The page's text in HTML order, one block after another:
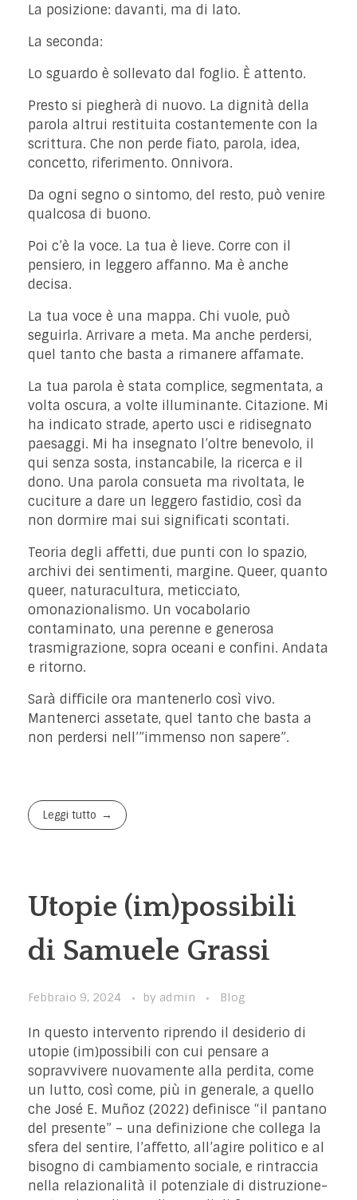
La posizione: davanti, ma di lato.
La seconda:
Lo sguardo è sollevato dal foglio. È attento.
Presto si piegherà di nuovo. La dignità della
parola altrui restituita costantemente con la
scrittura. Che non perde fiato, parola, idea,
concetto, riferimento. Onnivora.
Da ogni segno o sintomo, del resto, può venire
qualcosa di buono.
Poi c’è la voce. La tua è lieve. Corre con il
pensiero, in leggero affanno. Ma è anche
decisa.
La tua voce è una mappa. Chi vuole, può
seguirla. Arrivare a meta. Ma anche perdersi,
quel tanto che basta a rimanere affamate.
La tua parola è stata complice, segmentata, a
volta oscura, a volte illuminante. Citazione. Mi
ha indicato strade, aperto usci e ridisegnato
paesaggi. Mi ha insegnato l’oltre benevolo, il
qui senza sosta, instancabile, la ricerca e il
dono. Una parola consueta ma rivoltata, le
cuciture a dare un leggero fastidio, così da
non dormire mai sui significati scontati.
Teoria degli affetti, due punti con lo spazio,
archivi dei sentimenti, margine. Queer, quanto
queer, naturacultura, meticciato,
omonazionalismo. Un vocabolario
contaminato, una perenne e generosa
trasmigrazione, sopra oceani e confini. Andata
e ritorno.
Sarà difficile ora mantenerlo così vivo.
Mantenerci assetate, quel tanto che basta a
non perdersi nell’”immenso non sapere”.
Leggi tutto
Utopie (im)possibili
di Samuele Grassi
Febbraio 9, 2024 by admin Blog
In questo intervento riprendo il desiderio di
utopie (im)possibili con cui pensare a
sopravvivere nuovamente alla perdita, come
un lutto, così come, più in generale, a quello
che José E. Muñoz (2022) definisce “il pantano
del presente” – una definizione che collega la
sfera del sentire, l’affetto, all’agire politico e al
bisogno di cambiamento sociale, e rintraccia
nella relazionalità il potenziale di distruzione-